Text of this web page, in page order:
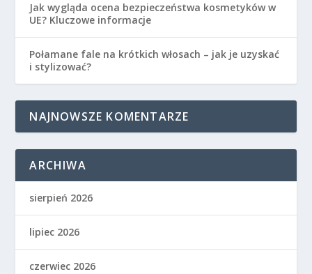
Jak wygląda ocena bezpieczeństwa kosmetyków w
UE? Kluczowe informacje
Połamane fale na krótkich włosach – jak je uzyskać
i stylizować?
NAJNOWSZE KOMENTARZE
ARCHIWA
sierpień 2026
lipiec 2026
czerwiec 2026